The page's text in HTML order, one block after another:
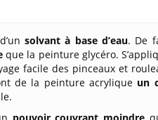
solvant à base d’eau. De
que la peinture glycéro.
facile des pinceaux et
de la peinture acrylique un